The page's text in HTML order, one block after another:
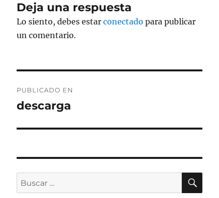
Deja una respuesta
Lo siento, debes estarconectado para publicar
un comentario.
de
PUBLICADO EN
descarga
Buscar
por: